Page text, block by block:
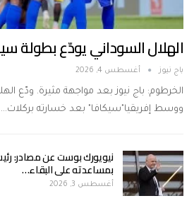
الهلال السوداني يودّع بطولة
باج نيوز أغسطس 4, 2026
الخرطوم: باج نيوز بعد مواجهة مثيرة. ودّع
ووسط إفريقيا"سيكافا" بعد خسارته بركلات…
نيويورك بوست عن مصادر:
بمساعدته على البقاء…
أغسطس 3, 2026